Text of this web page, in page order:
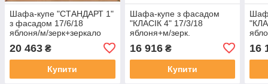
Шафа-купе "СТАНДАРТ 1"
з фасадом 17/6/18
яблоня/м/зерк+зеркало
20 463 ₴
Купити
Шафа-купе з фасадом
"КЛАСІК 4" 17/3/18
яблоня+м/зерк.
16 916₴
Купити
16